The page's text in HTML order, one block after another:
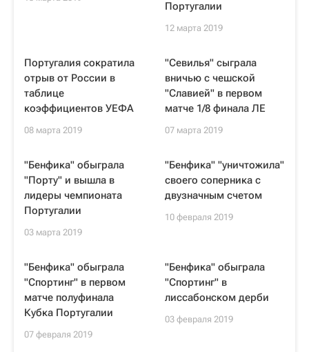
Португалии
12 марта 2019
Португалия сократила
отрыв от России в
таблице
коэффициентов УЕФА
08 марта 2019
"Севилья" сыграла
вничью с чешской
"Славией" в первом
матче 1/8 финала ЛЕ
07 марта 2019
"Бенфика" обыграла
"Порту" и вышла в
лидеры чемпионата
Португалии
03 марта 2019
"Бенфика" "уничтожила"
своего соперника с
двузначным счетом
10 февраля 2019
"Бенфика" обыграла
"Спортинг" в первом
матче полуфинала
Кубка Португалии
07 февраля 2019
"Бенфика" обыграла
"Спортинг" в
лиссабонском дерби
03 февраля 2019